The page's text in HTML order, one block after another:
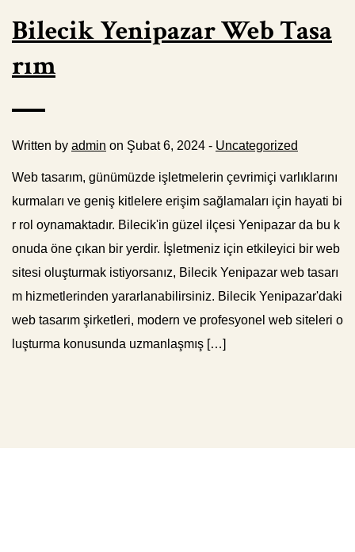
Bilecik Yenipazar Web Tasa
rım
Written by admin on Şubat 6, 2024 - Uncategorized
Web tasarım, günümüzde işletmelerin çevrimiçi varlıklarını
kurmaları ve geniş kitlelere erişim sağlamaları için hayati bi
r rol oynamaktadır. Bilecik'in güzel ilçesi Yenipazar da bu k
onuda öne çıkan bir yerdir. İşletmeniz için etkileyici bir web
sitesi oluşturmak istiyorsanız, Bilecik Yenipazar web tasarı
m hizmetlerinden yararlanabilirsiniz. Bilecik Yenipazar'daki
web tasarım şirketleri, modern ve profesyonel web siteleri o
luşturma konusunda uzmanlaşmış […]